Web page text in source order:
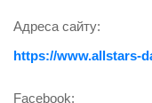
Адреса сайту:
https://www.allstars-
Facebook: